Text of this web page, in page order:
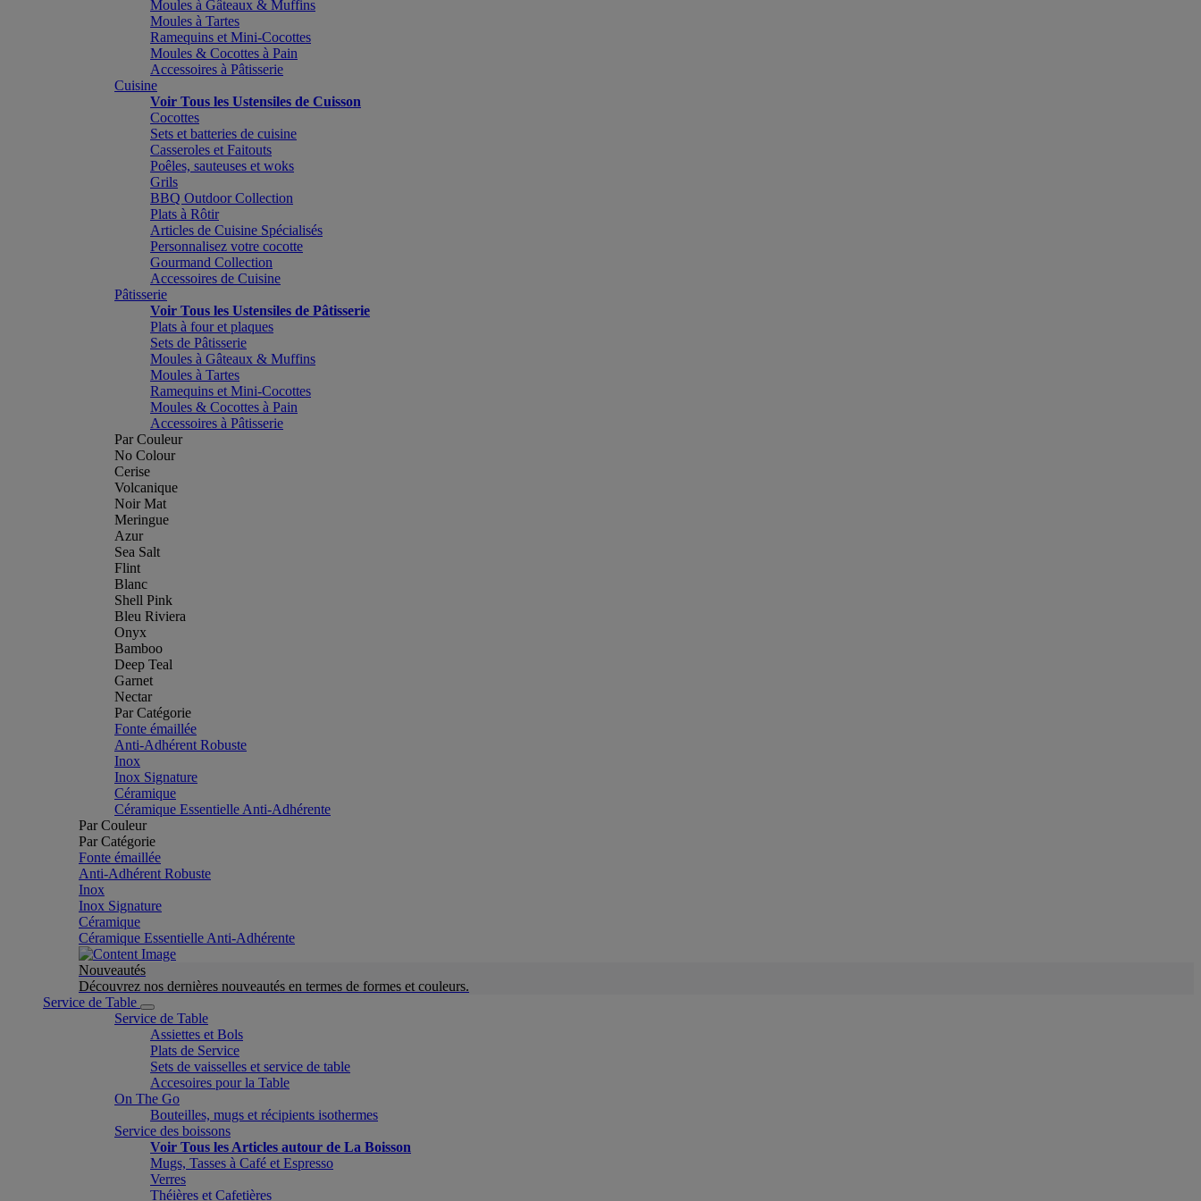
Moules à Gâteaux & Muffins
Moules à Tartes
Ramequins et Mini-Cocottes
Moules & Cocottes à Pain
Accessoires à Pâtisserie
Cuisine
Voir Tous les Ustensiles de Cuisson
Cocottes
Sets et batteries de cuisine
Casseroles et Faitouts
Poêles, sauteuses et woks
Grils
BBQ Outdoor Collection
Plats à Rôtir
Articles de Cuisine Spécialisés
Personnalisez votre cocotte
Gourmand Collection
Accessoires de Cuisine
Pâtisserie
Voir Tous les Ustensiles de Pâtisserie
Plats à four et plaques
Sets de Pâtisserie
Moules à Gâteaux & Muffins
Moules à Tartes
Ramequins et Mini-Cocottes
Moules & Cocottes à Pain
Accessoires à Pâtisserie
Par Couleur
No Colour
Cerise
Volcanique
Noir Mat
Meringue
Azur
Sea Salt
Flint
Blanc
Shell Pink
Bleu Riviera
Onyx
Bamboo
Deep Teal
Garnet
Nectar
Par Catégorie
Fonte émaillée
Anti-Adhérent Robuste
Inox
Inox Signature
Céramique
Céramique Essentielle Anti-Adhérente
Par Couleur
Par Catégorie
Fonte émaillée
Anti-Adhérent Robuste
Inox
Inox Signature
Céramique
Céramique Essentielle Anti-Adhérente
Nouveautés
Découvrez nos dernières nouveautés en termes de formes et couleurs.
Service de Table
Service de Table
Assiettes et Bols
Plats de Service
Sets de vaisselles et service de table
Accesoires pour la Table
On The Go
Bouteilles, mugs et récipients isothermes
Service des boissons
Voir Tous les Articles autour de La Boisson
Mugs, Tasses à Café et Espresso
Verres
Théières et Cafetières